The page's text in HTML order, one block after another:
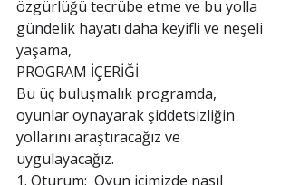
özgürlüğü tecrübe etme ve bu yolla
gündelik hayatı daha keyifli ve neşeli
yaşama,
PROGRAM İÇERİĞİ
Bu üç buluşmalık programda,
oyunlar oynayarak şiddetsizliğin
yollarını araştıracağız ve
uygulayacağız.
1. Oturum:  Oyun içimizde nasıl